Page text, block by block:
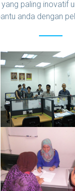
paling
anda dengan